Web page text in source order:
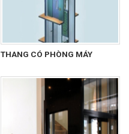
THANG CÓ PHÒNG MÁY